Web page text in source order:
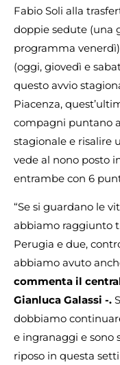
Fabio Soli alla
doppie sedute (una
programma
(oggi, giovedì e
questo avvio
Piacenza,
compagni puntano
stagionale e risalire
vede al nono posto
entrambe con 6
“Se si guardano le
abbiamo raggiunto
Perugia e due,
abbiamo avuto
commenta il
Gianluca Galassi -.
dobbiamo
e ingranaggi e sono
riposo in questa